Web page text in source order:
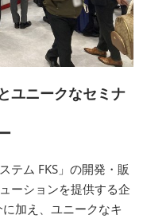
ユニークなセミナ
テム FKS」の開発・販
ーションを提供する企
加え、ユニークなキ